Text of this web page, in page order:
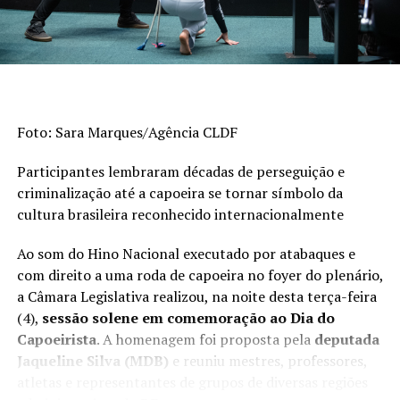
Informações obtidas durante a operação seguem em
análise e poderão gerar novos autos de infração.
61 3316-1015
TÓPICOS RELACIONADOS:
Com juros baixos e acompanhamento do negócio,
NÃO PERCA
Ministério lança programa para enfrentar violência
sexual no Marajó
Foto: Sara Marques/Agência CLDF
Participantes lembraram décadas de perseguição e
criminalização até a capoeira se tornar símbolo da
cultura brasileira reconhecido internacionalmente
Ao som do Hino Nacional executado por atabaques e
com direito a uma roda de capoeira no foyer do plenário,
a Câmara Legislativa realizou, na noite desta terça-feira
(4), sessão solene em comemoração ao Dia do
Capoeirista. A homenagem foi proposta peladeputada
Jaqueline Silva (MDB) e reuniu mestres, professores,